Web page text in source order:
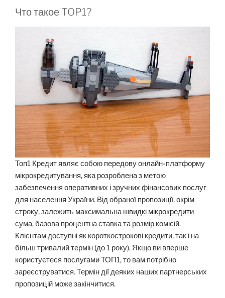
Что такое TOP1?
Топ1 Кредит являє собою передову онлайн-платформу
мікрокредитування, яка розроблена з метою
забезпечення оперативних і зручних фінансових послуг
для населення України. Від обраної пропозиції, окрім
строку, залежить максимальнашвидкі мікрокредити
сума, базова процентна ставка та розмір комісій.
Клієнтам доступні як короткострокові кредити, так і на
більш тривалий термін (до 1 року). Якщо ви вперше
користуєтеся послугами ТОП1, то вам потрібно
зареєструватися. Термін дії деяких наших партнерських
пропозицій може закінчитися.